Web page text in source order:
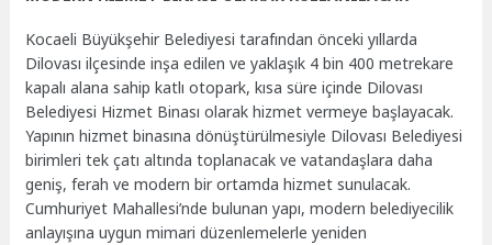
Kocaeli Büyükşehir Belediyesi tarafından önceki yıllarda
Dilovası ilçesinde inşa edilen ve yaklaşık 4 bin 400 metrekare
kapalı alana sahip katlı otopark, kısa süre içinde Dilovası
Belediyesi Hizmet Binası olarak hizmet vermeye başlayacak.
Yapının hizmet binasına dönüştürülmesiyle Dilovası Belediyesi
birimleri tek çatı altında toplanacak ve vatandaşlara daha
geniş, ferah ve modern bir ortamda hizmet sunulacak.
Cumhuriyet Mahallesi’nde bulunan yapı, modern belediyecilik
anlayışına uygun mimari düzenlemelerle yeniden